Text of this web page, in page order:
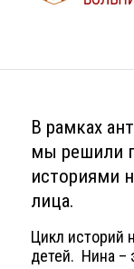
В рамках
мы решили
историями
лица.
Цикл историй
детей. Нина –